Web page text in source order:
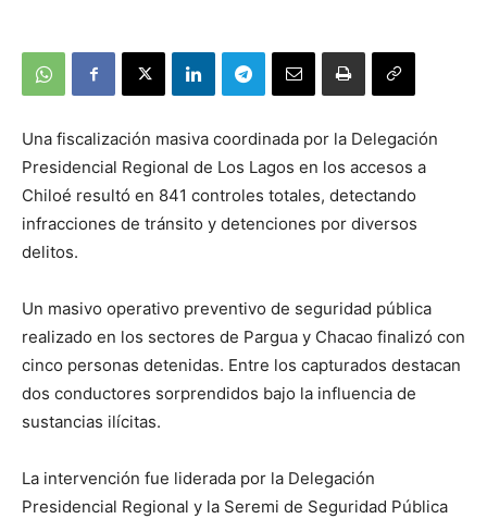
Una fiscalización masiva coordinada por la Delegación
Presidencial Regional de Los Lagos en los accesos a
Chiloé resultó en 841 controles totales, detectando
infracciones de tránsito y detenciones por diversos
delitos.
Un masivo operativo preventivo de seguridad pública
realizado en los sectores de Pargua y Chacao finalizó con
cinco personas detenidas. Entre los capturados destacan
dos conductores sorprendidos bajo la influencia de
sustancias ilícitas.
La intervención fue liderada por la Delegación
Presidencial Regional y la Seremi de Seguridad Pública